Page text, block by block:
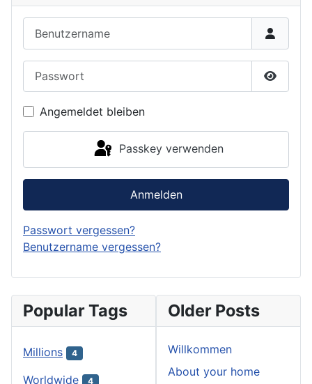
Angemeldet bleiben
Passkey verwenden
Anmelden
Passwort vergessen?
Benutzername vergessen?
Popular Tags
Millions 4
Worldwide 4
Older Posts
Willkommen
About your home